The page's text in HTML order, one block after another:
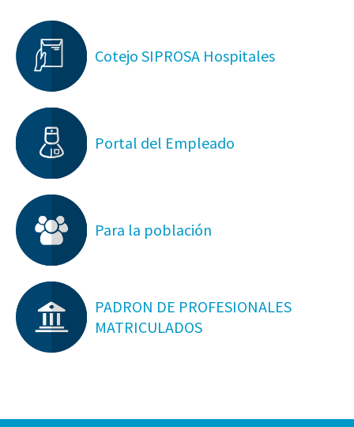
Cotejo SIPROSA Hospitales
Portal del Empleado
Para la población
PADRON DE PROFESIONALES
MATRICULADOS